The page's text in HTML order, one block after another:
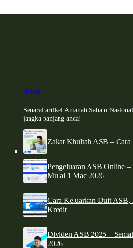
ASB
Senarai artikel Amanah Saham
jangka panjang anda!
Zakat Khultah ASB –
Pengeluaran ASB Online
Mulai 1 Mac 2026
Cara Keluarkan Duit ASB,
Kredit
Dividen ASB 2025 –
2026